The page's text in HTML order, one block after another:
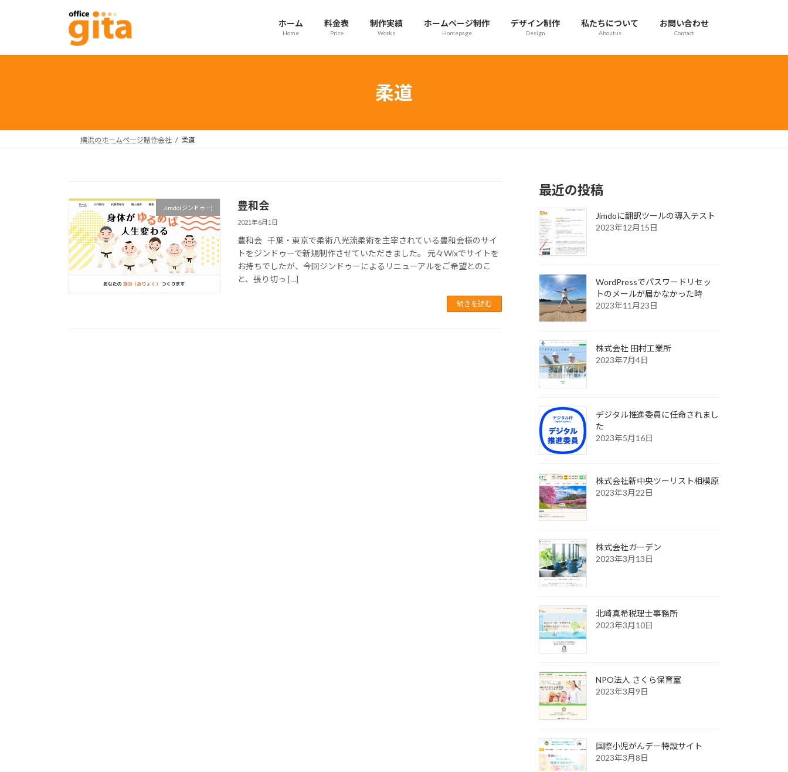
プ
動
ホーム
Home
料金表
Price
制作実績
Works
ホームページ制作
Homepage
デザイン制作
Design
私たちについて
Aboutus
お問い合わせ
Contact
柔道
横浜のホームページ制作会社 柔道
Jimdo(ジンドゥー) 豊和会
2021年6月1日
豊和会 千葉・東京で柔術八光流柔術を主宰されている豊和会様のサイ
トをジンドゥーで新規制作させていただきました。 元々Wixでサイトを
お持ちでしたが、今回ジンドゥーによるリニューアルをご希望とのこ
と、張り切っ […]
続きを読む
最近の投稿
Jimdoに翻訳ツールの導入テスト
2023年12月15日
WordPressでパスワードリセッ
トのメールが届かなかった時
2023年11月23日
株式会社 田村工業所
2023年7月4日
デジタル推進委員に任命されまし
た
2023年5月16日
株式会社新中央ツーリスト相模原
2023年3月22日
株式会社ガーデン
2023年3月13日
北崎真希税理士事務所
2023年3月10日
NPO法人 さくら保育室
2023年3月9日
国際小児がんデー特設サイト
2023年3月8日